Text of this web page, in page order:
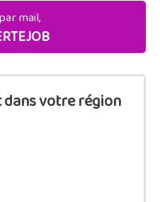
mail,
votre région